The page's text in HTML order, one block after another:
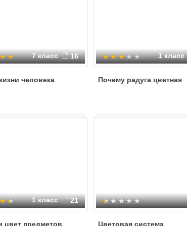
7 класс 16
человека
1 класс
Почему радуга цветная
1 класс 21
цвет предметов Цветовая система